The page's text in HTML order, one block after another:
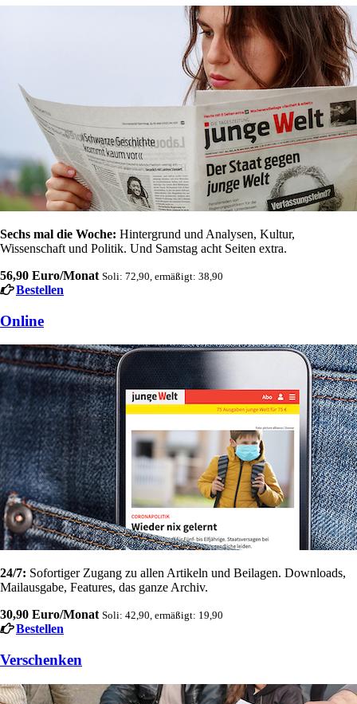
Sechs mal die Woche: Hintergrund und Analysen, Kultur,
Wissenschaft und Politik. Und Samstag acht Seiten extra.
56,90 Euro/Monat Soli: 72,90, ermäßigt: 38,90
Bestellen
Online
24/7: Sofortiger Zugang zu allen Artikeln und Beilagen. Downloads,
Mailausgabe, Features, das ganze Archiv.
30,90 Euro/Monat Soli: 42,90, ermäßigt: 19,90
Bestellen
Verschenken